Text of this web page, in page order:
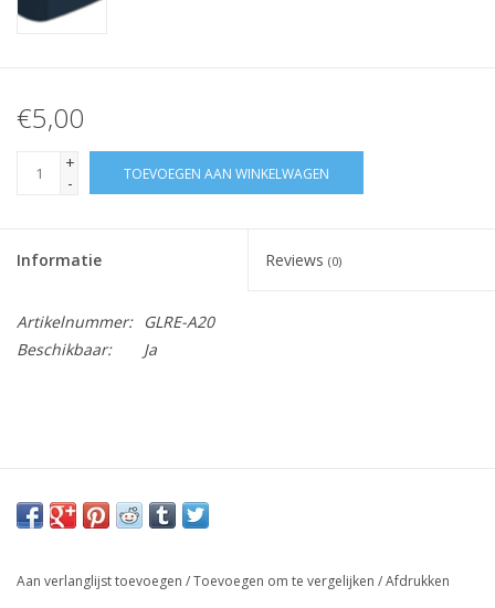
€5,00
+
-
TOEVOEGEN AAN WINKELWAGEN
Informatie Reviews (0)
Artikelnummer:
GLRE-A20
Beschikbaar:
Ja
Aan verlanglijst toevoegen /Toevoegen om te vergelijken /Afdrukken